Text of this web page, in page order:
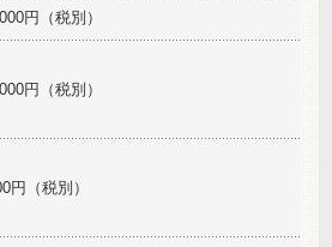
円（税別）
円（税別）
円（税別）